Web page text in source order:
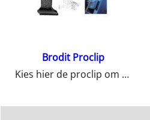
Brodit Proclip
Kies hier de proclip om uw houder op te bevestigen in uw auto.